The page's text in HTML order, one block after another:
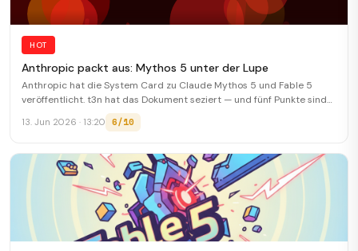
HOT
Anthropic packt aus: Mythos 5 unter der Lupe
Anthropic hat die System Card zu Claude Mythos 5 und Fable 5
veröffentlicht. t3n hat das Dokument seziert — und fünf Punkte sind
richtig interessant.
13. Jun 2026 · 13:20 6/10